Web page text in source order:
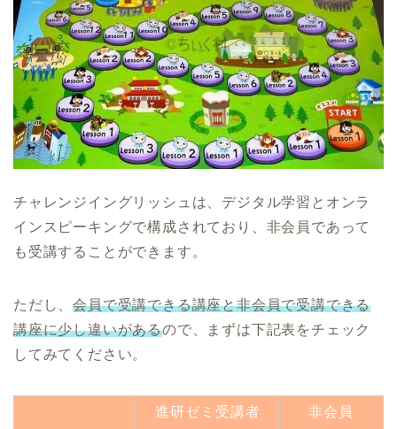
チャレンジイングリッシュは、デジタル学習とオンラ
インスピーキングで構成されており、非会員であって
も受講することができます。
ただし、会員で受講できる講座と非会員で受講できる
講座に少し違いがあるので、まずは下記表をチェック
してみてください。
進研ゼミ受講者 非会員